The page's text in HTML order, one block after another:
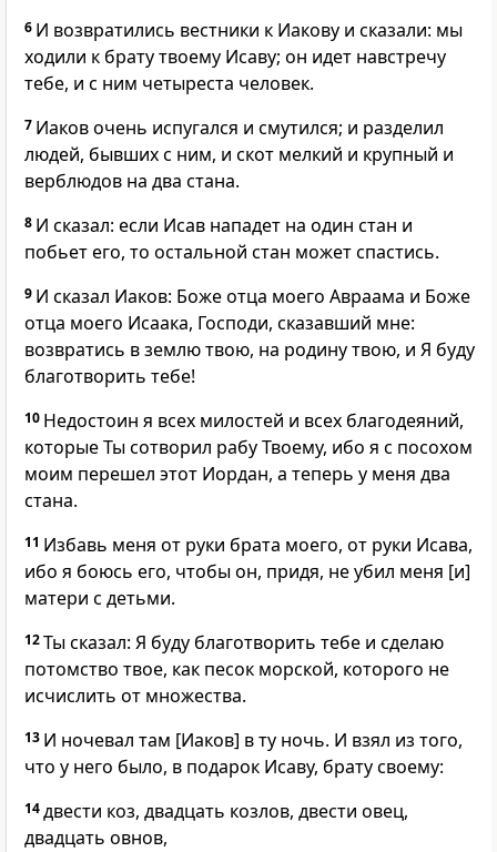
6 И возвратились вестники к Иакову и сказали: мы
ходили к брату твоему Исаву; он идет навстречу
тебе, и с ним четыреста человек.
7 Иаков очень испугался и смутился; и разделил
людей, бывших с ним, и скот мелкий и крупный и
верблюдов на два стана.
8 И сказал: если Исав нападет на один стан и
побьет его, то остальной стан может спастись.
9 И сказал Иаков: Боже отца моего Авраама и Боже
отца моего Исаака, Господи, сказавший мне:
возвратись в землю твою, на родину твою, и Я буду
благотворить тебе!
10 Недостоин я всех милостей и всех благодеяний,
которые Ты сотворил рабу Твоему, ибо я с посохом
моим перешел этот Иордан, а теперь у меня два
стана.
11 Избавь меня от руки брата моего, от руки Исава,
ибо я боюсь его, чтобы он, придя, не убил меня [и]
матери с детьми.
12Ты сказал: Я буду благотворить тебе и сделаю
потомство твое, как песок морской, которого не
исчислить от множества.
13 И ночевал там [Иаков] в ту ночь. И взял из того,
что у него было, в подарок Исаву, брату своему:
14двести коз, двадцать козлов, двести овец,
двадцать овнов,